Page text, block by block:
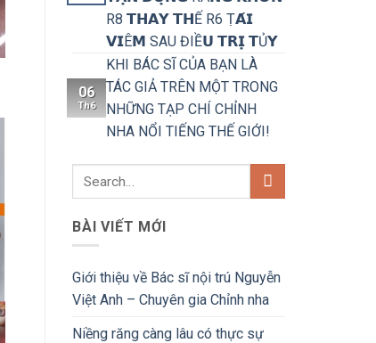
R8 𝗧𝗛𝗔𝗬 𝗧𝗛Ế R6 Ṭ𝗔́𝗜
𝗩𝗜Ê𝗠 SAU ĐIỀ𝗨 𝗧𝗥𝗜̣ 𝗧Ủ𝗬
06
Th6
KHI BÁC SĨ CỦA BẠN LÀ
TÁC GIẢ TRÊN MỘT TRONG
NHỮNG TẠP CHÍ CHỈNH
NHA NỔI TIẾNG THẾ GIỚI!
BÀI VIẾT MỚI
Giới thiệu về Bác sĩ nội trú Nguyễn
Việt Anh – Chuyên gia Chỉnh nha
Niềng răng càng lâu có thực sự